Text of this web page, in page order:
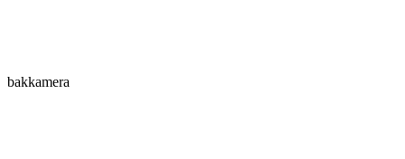
bakkamera